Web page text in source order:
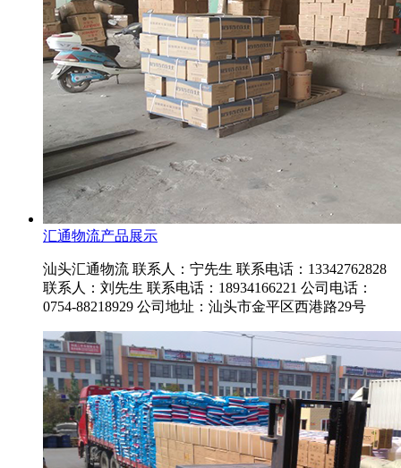
汇通物流产品展示
汕头汇通物流 联系人：宁先生 联系电话：13342762828
联系人：刘先生 联系电话：18934166221 公司电话：
0754-88218929 公司地址：汕头市金平区西港路29号